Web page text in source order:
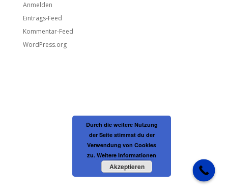
Anmelden
Eintrags-Feed
Kommentar-Feed
WordPress.org
Durch die weitere Nutzung
der Seite stimmst du der
Verwendung von Cookies
zu. Weitere Informationen
Akzeptieren